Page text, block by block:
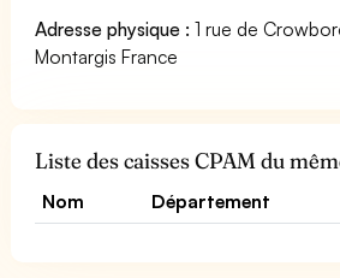
Adresse physique : 1 rue de
Montargis France
Liste des caisses CPAM du
Nom Département